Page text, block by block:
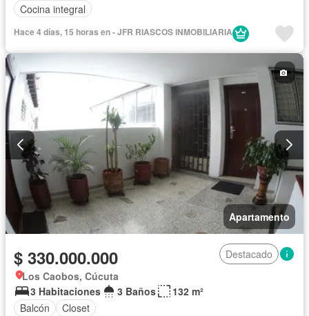
Cocina integral
Hace 4 días, 15 horas en - JFR RIASCOS INMOBILIARIA
Apartamento
$ 330.000.000
Destacado
Los Caobos, Cúcuta
3 Habitaciones
3 Baños
132 m²
Balcón
Closet